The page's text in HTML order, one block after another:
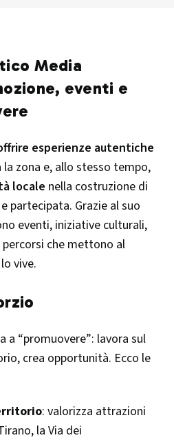
Media
eventi e
esperienze autentiche
la zona e, allo stesso tempo,
locale nella costruzione di
partecipata. Grazie al suo
eventi, iniziative culturali,
che mettono al
vive.
a “promuovere”: lavora sul
crea opportunità. Ecco le
: valorizza attrazioni
la Via dei